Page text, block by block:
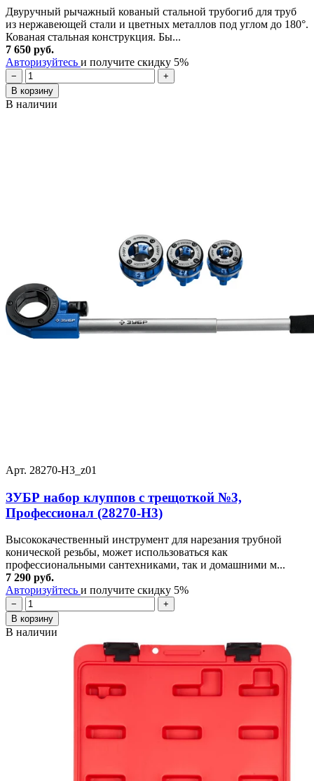
Двуручный рычажный кованый стальной трубогиб для труб
из нержавеющей стали и цветных металлов под углом до 180°.
Кованая стальная конструкция. Бы...
7 650 руб.
Авторизуйтесь и получите скидку 5%
−
+
В корзину
В наличии
Арт. 28270-H3_z01
ЗУБР набор клуппов с трещоткой №3,
Профессионал (28270-H3)
Высококачественный инструмент для нарезания трубной
конической резьбы, может использоваться как
профессиональными сантехниками, так и домашними м...
7 290 руб.
Авторизуйтесь и получите скидку 5%
−
+
В корзину
В наличии